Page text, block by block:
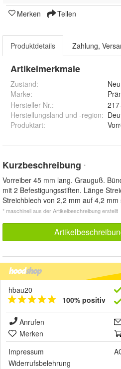
Merken Teilen
Produktdetails Zahlung,
Artikelmerkmale
Zustand:
Neu
Marke:
Hersteller Nr.:
Herstellungsland und -region:
Produktart:
Kurzbeschreibung *
Vorreiber 45 mm lang. Grauguß.
mit 2 Befestigungsstiften. Länge
Streichblech von 2,2 mm auf 4,2 mm
* maschinell aus der Artikelbeschreibung erstellt
hbau20
100% positiv
Anrufen
Merken
Impressum
Widerrufsbelehrung